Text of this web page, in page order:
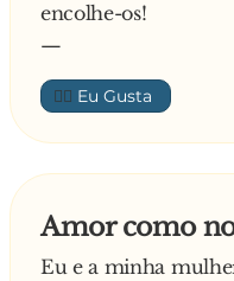
encolhe-os!
—
👍🏼
Amor como
Eu e a minha